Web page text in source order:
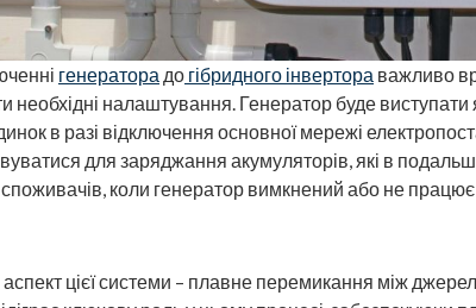
генератора до гібридного інвертора важливо
необхідні налаштування. Генератор буде виступати
в разі відключення основної мережі
для заряджання акумуляторів, які в
коли генератор вимкнений або не працює
цієї системи – плавне перемикання між